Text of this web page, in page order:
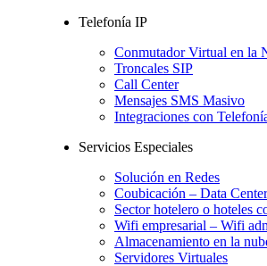
Telefonía IP
Conmutador Virtual en la
Troncales SIP
Call Center
Mensajes SMS Masivo
Integraciones con
Servicios Especiales
Solución en Redes
Coubicación – Data Center
Sector hotelero o hoteles
Wifi empresarial – Wifi
Almacenamiento en la
Servidores Virtuales